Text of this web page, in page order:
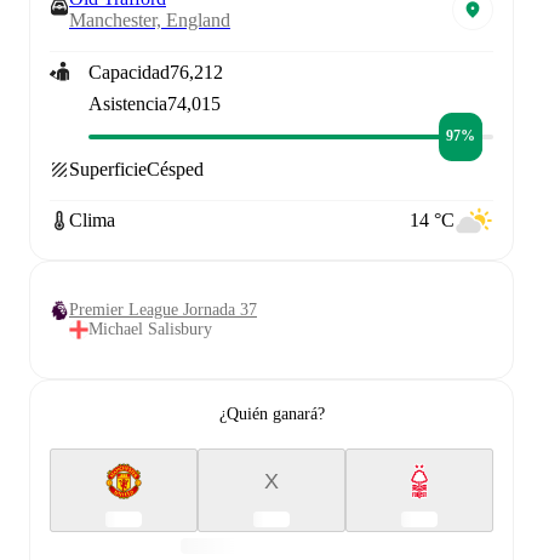
Manchester, England
Capacidad76,212
Asistencia74,015
97%
SuperficieCésped
Clima 14 °C
Premier League Jornada 37
Michael Salisbury
¿Quién ganará?
X